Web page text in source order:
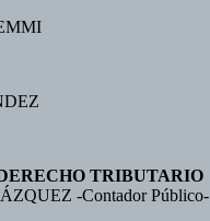
TRIBUTARIO
-Contador Público-